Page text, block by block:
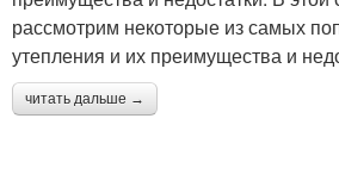
рассмотрим некоторые из самых
утепления и их преимущества и
читать дальше →